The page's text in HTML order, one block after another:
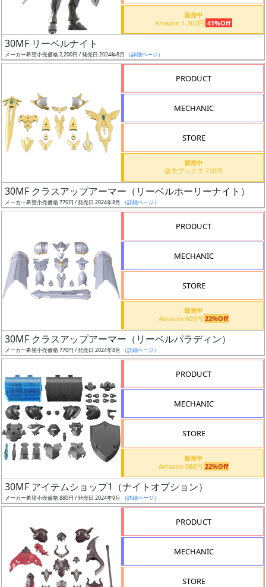
フ
リ
ー
ド
検
索
グ
レ
ス
ケ
ル
成
形
色
シ
ー
ズ・
販売中
Amazon 1,305円 41%Off
30MF リーベルナイト
メーカー希望小売価格 2,200円 / 発売日 2024年8月 （詳細ページ）
PRODUCT
MECHANIC
STORE
販売中
楽天ブックス 770円
30MF クラスアップアーマー（リーベルホーリーナイト）
メーカー希望小売価格 770円 / 発売日 2024年8月 （詳細ページ）
PRODUCT
MECHANIC
STORE
販売中
Amazon 600円 22%Off
30MF クラスアップアーマー（リーベルパラディン）
メーカー希望小売価格 770円 / 発売日 2024年8月 （詳細ページ）
PRODUCT
MECHANIC
STORE
販売中
Amazon 688円 22%Off
30MF アイテムショップ1（ナイトオプション）
メーカー希望小売価格 880円 / 発売日 2024年9月 （詳細ページ）
PRODUCT
MECHANIC
STORE